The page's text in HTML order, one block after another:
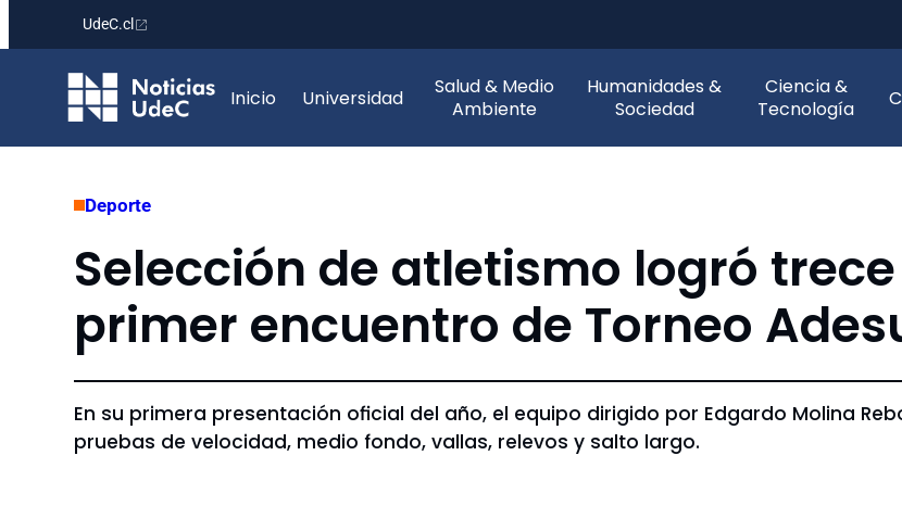
contenido
UdeC.cl
Inicio Universidad
Salud & Medio
Ambiente
Humanidades &
Sociedad
Ciencia &
Tecnología
Deporte
Selección de atletismo logró
primer encuentro de Torneo
En su primera presentación oficial del año, el equipo dirigido por Edgardo Molina
pruebas de velocidad, medio fondo, vallas, relevos y salto largo.